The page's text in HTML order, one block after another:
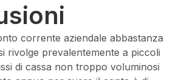
corrente aziendale abbastanza
rivolge prevalentemente a piccoli
di cassa non troppo voluminosi